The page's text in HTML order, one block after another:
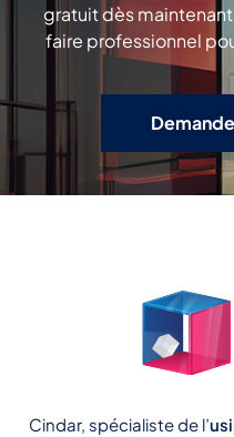
gratuit dès
faire professionnel
Cindar, spécialiste de l’